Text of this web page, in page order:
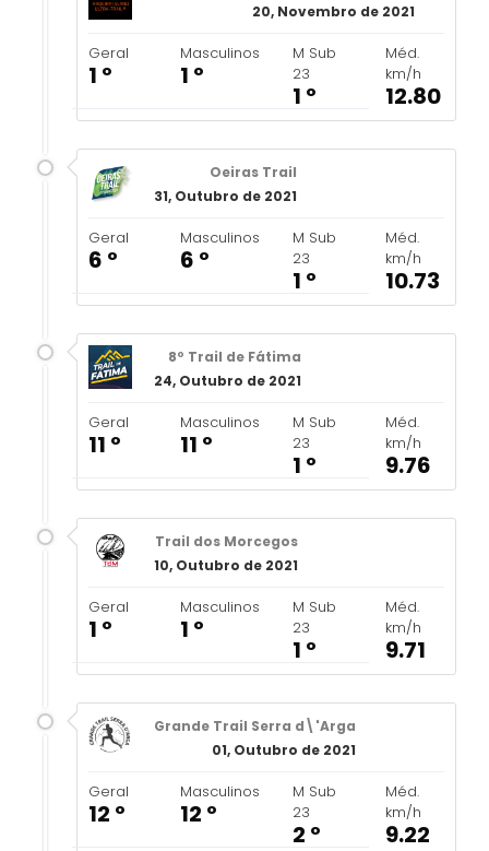
20, Novembro de 2021
Geral
1 º
Masculinos
1 º
M Sub
23
1 º
Méd.
km/h
12.80
Oeiras Trail
31, Outubro de 2021
Geral
6 º
Masculinos
6 º
M Sub
23
1 º
Méd.
km/h
10.73
8º Trail de Fátima
24, Outubro de 2021
Geral
11 º
Masculinos
11 º
M Sub
23
1 º
Méd.
km/h
9.76
Trail dos Morcegos
10, Outubro de 2021
Geral
1 º
Masculinos
1 º
M Sub
23
1 º
Méd.
km/h
9.71
Grande Trail Serra d\'Arga
01, Outubro de 2021
Geral
12 º
Masculinos
12 º
M Sub
23
2 º
Méd.
km/h
9.22